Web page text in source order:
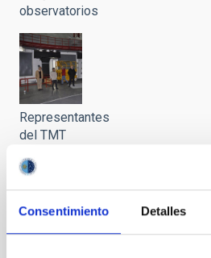
Consentimiento Detalles
observatorios
Representantes
del TMT
IAC y sus
observatorios